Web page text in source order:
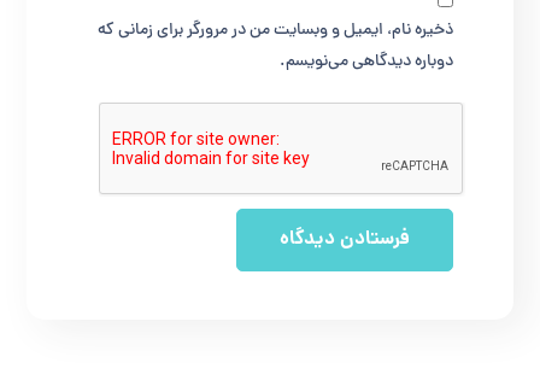
ذخیره نام، ایمیل و وبسایت من در مرورگر برای زمانی که
دوباره دیدگاهی می‌نویسم.